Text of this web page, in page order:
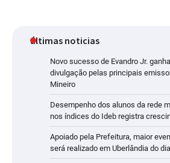
últimas noticias
Novo sucesso de Evandro Jr.
divulgação pelas principais
Mineiro
Desempenho dos alunos da rede
nos índices do Ideb registra
Apoiado pela Prefeitura, maior
será realizado em Uberlândia do